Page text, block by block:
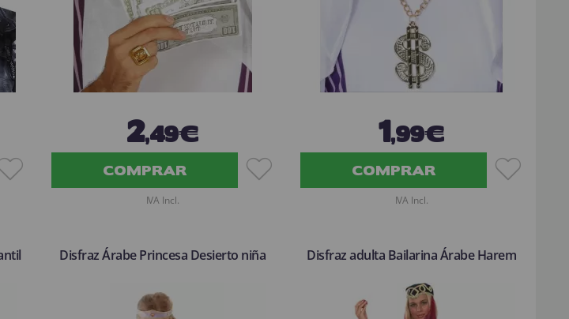
2,49€
COMPRAR
IVA Incl.
1,99€
COMPRAR
IVA Incl.
Disfraz Árabe Princesa Desierto niña Disfraz adulta Bailarina Árabe Harem